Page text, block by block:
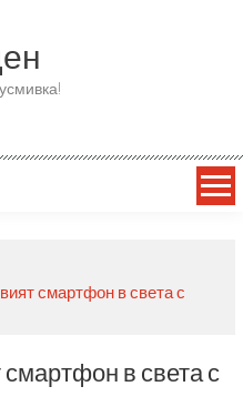
смартфон в света с
смартфон в света с